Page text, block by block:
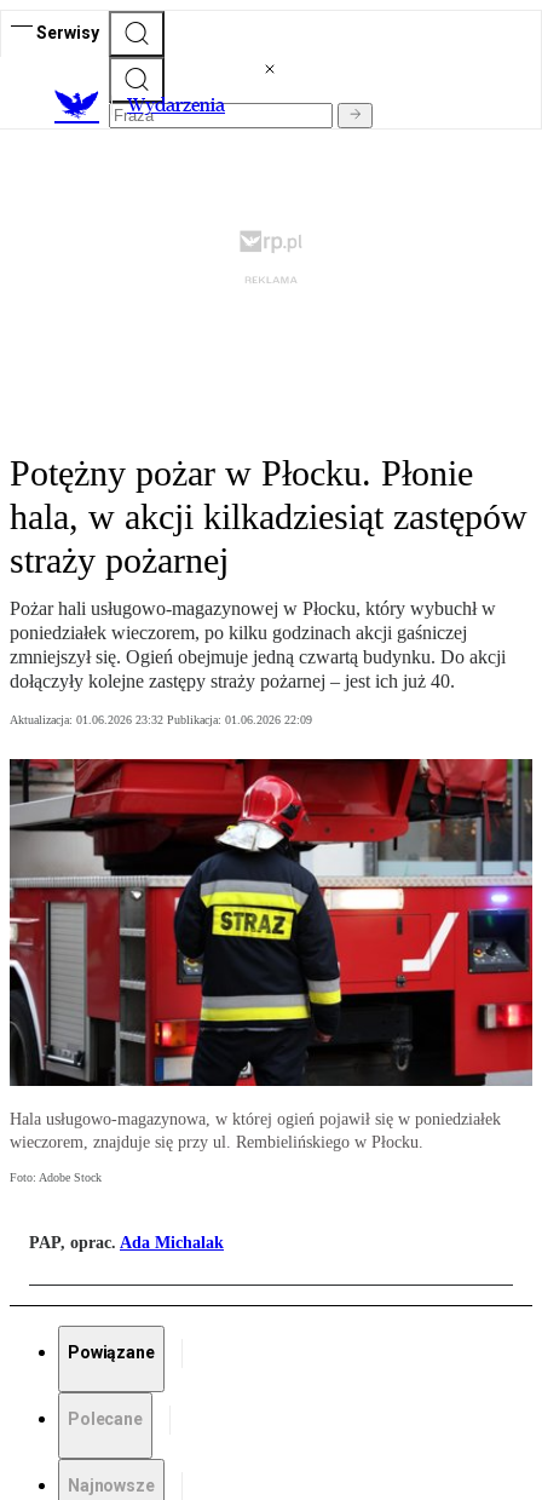
Serwisy
Wydarzenia
Potężny pożar w Płocku. Płonie
hala, w akcji kilkadziesiąt zastępów
straży pożarnej
Pożar hali usługowo-magazynowej w Płocku, który wybuchł w
poniedziałek wieczorem, po kilku godzinach akcji gaśniczej
zmniejszył się. Ogień obejmuje jedną czwartą budynku. Do akcji
dołączyły kolejne zastępy straży pożarnej – jest ich już 40.
Aktualizacja: 01.06.2026 23:32 Publikacja: 01.06.2026 22:09
Hala usługowo-magazynowa, w której ogień pojawił się w poniedziałek
wieczorem, znajduje się przy ul. Rembielińskiego w Płocku.
Foto: Adobe Stock
PAP, oprac. Ada Michalak
Powiązane
Polecane
Najnowsze